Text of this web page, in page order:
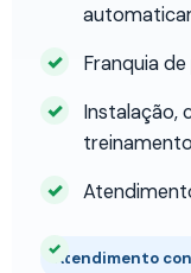
Franquia
Instalação,
treinamento
Atendimento